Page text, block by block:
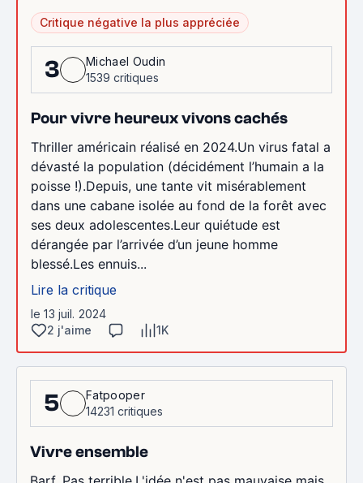
Critique négative la plus appréciée
3
Michael Oudin
1539 critiques
Pour vivre heureux vivons cachés
Thriller américain réalisé en 2024.Un virus fatal a
dévasté la population (décidément l’humain a la
poisse !).Depuis, une tante vit misérablement
dans une cabane isolée au fond de la forêt avec
ses deux adolescentes.Leur quiétude est
dérangée par l’arrivée d’un jeune homme
blessé.Les ennuis...
Lire la critique
le 13 juil. 2024
2 j'aime
1K
5
Fatpooper
14231 critiques
Vivre ensemble